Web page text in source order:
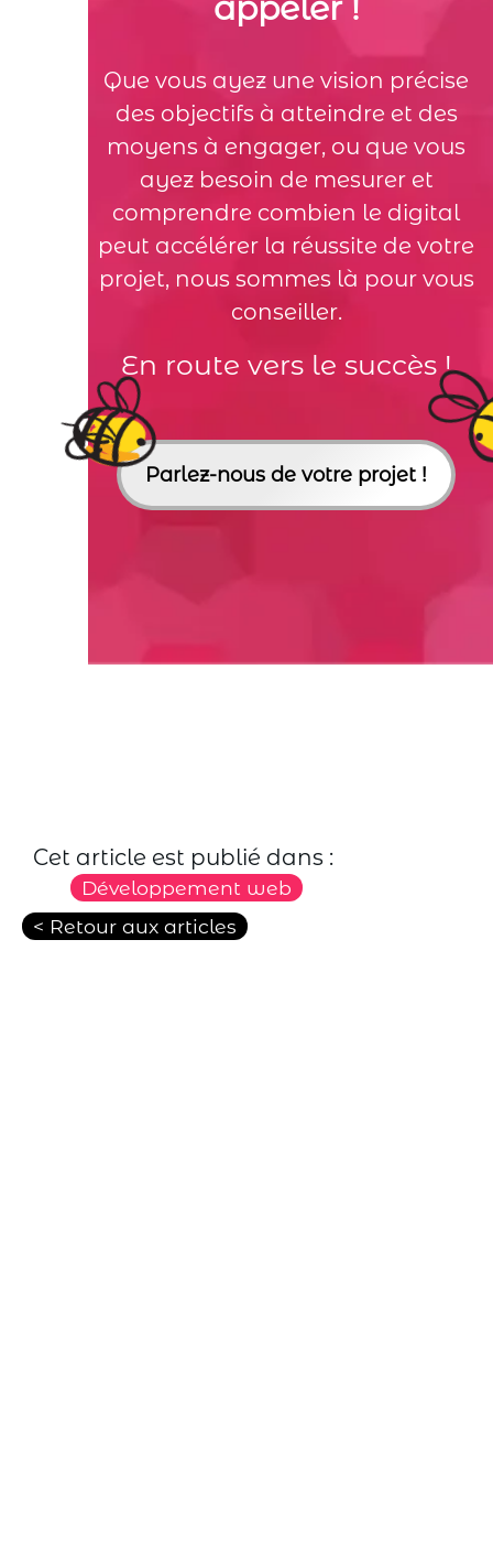
appeler !
Que vous ayez une vision précise
des objectifs à atteindre et des
moyens à engager, ou que vous
ayez besoin de mesurer et
comprendre combien le digital
peut accélérer la réussite de votre
projet, nous sommes là pour vous
conseiller.
En route vers le succès !
Parlez-nous de votre projet !
Cet article est publié dans :
Développement web
< Retour aux articles